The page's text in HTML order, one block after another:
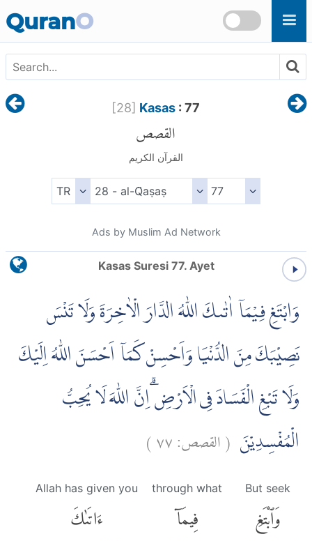
QuranO
[28] Kasas : 77
القصص
القرآن الكريم
Ads by Muslim Ad Network
Kasas Suresi 77. Ayet
وَابْتَغِ فِيْمَآ اٰتٰىكَ اللّٰهُ الدَّارَ الْاٰخِرَةَ وَلَا تَنْسَ
نَصِيْبَكَ مِنَ الدُّنْيَا وَاَحْسِنْ كَمَآ اَحْسَنَ اللّٰهُ اِلَيْكَ
وَلَا تَبْغِ الْفَسَادَ فِى الْاَرْضِ ۗاِنَّ اللّٰهَ لَا يُحِبُّ
الْمُفْسِدِيْنَ (القصص:٧٧)
But seek
وَٱبْتَغِ
through what
فِيمَآ
Allah has given you
ءَاتَىٰكَ